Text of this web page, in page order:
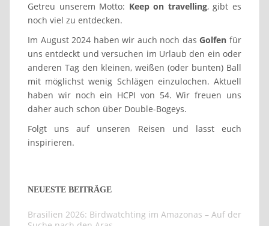
Getreu unserem Motto: Keep on travelling, gibt es
noch viel zu entdecken.
Im August 2024 haben wir auch noch dasGolfen für
uns entdeckt und versuchen im Urlaub den ein oder
anderen Tag den kleinen, weißen (oder bunten) Ball
mit möglichst wenig Schlägen einzulochen. Aktuell
haben wir noch ein HCPI von 54. Wir freuen uns
daher auch schon über Double-Bogeys.
Folgt uns auf unseren Reisen und lasst euch
inspirieren.
NEUESTE BEITRÄGE
Brasilien 2026: Birdwatchting im Amazonas – Auf der